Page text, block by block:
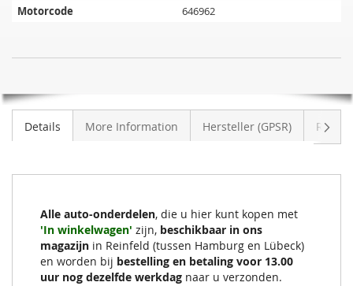
Motorcode
646962
MERCEDES
BENZ
VOORRAAD
Details More Information Hersteller (GPSR)
Alle auto-onderdelen, die u hier kunt kopen met
'In winkelwagen' zijn, beschikbaar in ons
magazijn in Reinfeld (tussen Hamburg en Lübeck)
en worden bij bestelling en betaling voor 13.00
uur nog dezelfde werkdag naar u verzonden.